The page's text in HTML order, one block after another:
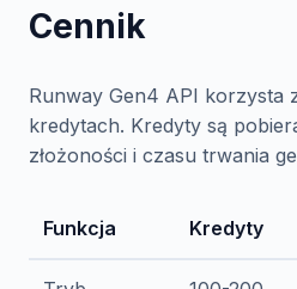
Cennik
Runway Gen4 API korzysta
kredytach. Kredyty są
złożoności i czasu trwania
Funkcja Kredyty